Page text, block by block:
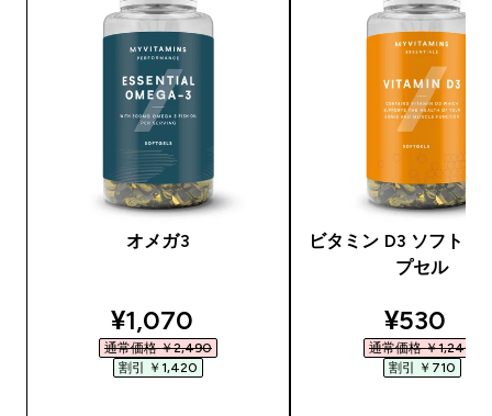
オメガ3
discounted price
¥1,070‎
通常価格 ￥2,490‎
割引 ￥1,420‎
ビタミン D3 ソフトジ
プセル
¥530‎
通常価格 ￥1,240‎
割引 ￥710‎